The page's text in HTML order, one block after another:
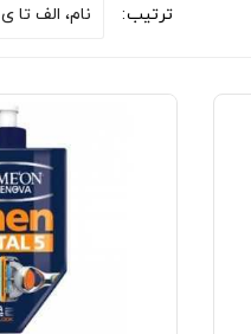
ترتیب: نام، الف تا ی